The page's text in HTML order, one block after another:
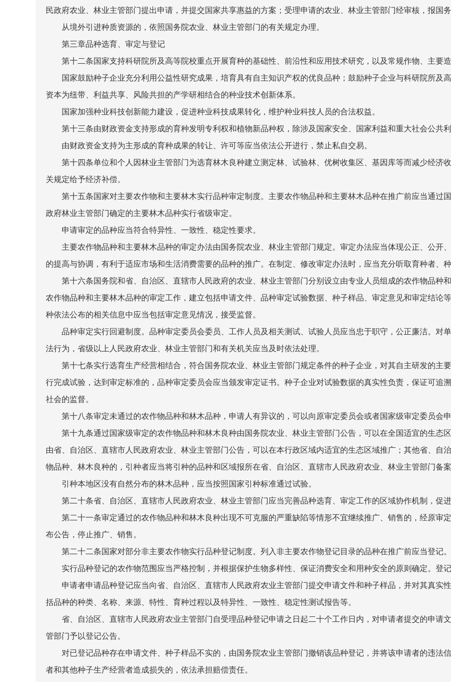
民政府农业、林业主管部门提出申请，并提交国家共享惠益的方案；受理申请的农业、林业主管部门经审核，报国
从境外引进种质资源的，依照国务院农业、林业主管部门的有关规定办理。
第三章品种选育、审定与登记
第十二条国家支持科研院所及高等院校重点开展育种的基础性、前沿性和应用技术研究，以及常规作物、主要造
国家鼓励种子企业充分利用公益性研究成果，培育具有自主知识产权的优良品种；鼓励种子企业与科研院所及高
资本为纽带、利益共享、风险共担的产学研相结合的种业技术创新体系。
国家加强种业科技创新能力建设，促进种业科技成果转化，维护种业科技人员的合法权益。
第十三条由财政资金支持形成的育种发明专利权和植物新品种权，除涉及国家安全、国家利益和重大社会公共利
由财政资金支持为主形成的育种成果的转让、许可等应当依法公开进行，禁止私自交易。
第十四条单位和个人因林业主管部门为选育林木良种建立测定林、试验林、优树收集区、基因库等而减少经济
关规定给予经济补偿。
第十五条国家对主要农作物和主要林木实行品种审定制度。主要农作物品种和主要林木品种在推广前应当通过
政府林业主管部门确定的主要林木品种实行省级审定。
申请审定的品种应当符合特异性、一致性、稳定性要求。
主要农作物品种和主要林木品种的审定办法由国务院农业、林业主管部门规定。审定办法应当体现公正、公开
的提高与协调，有利于适应市场和生活消费需要的品种的推广。在制定、修改审定办法时，应当充分听取育种者、
第十六条国务院和省、自治区、直辖市人民政府的农业、林业主管部门分别设立由专业人员组成的农作物品种
农作物品种和主要林木品种的审定工作，建立包括申请文件、品种审定试验数据、种子样品、审定意见和审定结论
种依法公布的相关信息中应当包括审定意见情况，接受监督。
品种审定实行回避制度。品种审定委员会委员、工作人员及相关测试、试验人员应当忠于职守，公正廉洁。对
法行为，省级以上人民政府农业、林业主管部门和有关机关应当及时依法处理。
第十七条实行选育生产经营相结合，符合国务院农业、林业主管部门规定条件的种子企业，对其自主研发的主
行完成试验，达到审定标准的，品种审定委员会应当颁发审定证书。种子企业对试验数据的真实性负责，保证可追
社会的监督。
第十八条审定未通过的农作物品种和林木品种，申请人有异议的，可以向原审定委员会或者国家级审定委员会申
第十九条通过国家级审定的农作物品种和林木良种由国务院农业、林业主管部门公告，可以在全国适宜的生态
由省、自治区、直辖市人民政府农业、林业主管部门公告，可以在本行政区域内适宜的生态区域推广；其他省、自
物品种、林木良种的，引种者应当将引种的品种和区域报所在省、自治区、直辖市人民政府农业、林业主管部门备案
引种本地区没有自然分布的林木品种，应当按照国家引种标准通过试验。
第二十条省、自治区、直辖市人民政府农业、林业主管部门应当完善品种选育、审定工作的区域协作机制，促进
第二十一条审定通过的农作物品种和林木良种出现不可克服的严重缺陷等情形不宜继续推广、销售的，经原审
布公告，停止推广、销售。
第二十二条国家对部分非主要农作物实行品种登记制度。列入非主要农作物登记目录的品种在推广前应当登记。
实行品种登记的农作物范围应当严格控制，并根据保护生物多样性、保证消费安全和用种安全的原则确定。登记
申请者申请品种登记应当向省、自治区、直辖市人民政府农业主管部门提交申请文件和种子样品，并对其真实
括品种的种类、名称、来源、特性、育种过程以及特异性、一致性、稳定性测试报告等。
省、自治区、直辖市人民政府农业主管部门自受理品种登记申请之日起二十个工作日内，对申请者提交的申请
管部门予以登记公告。
对已登记品种存在申请文件、种子样品不实的，由国务院农业主管部门撤销该品种登记，并将该申请者的违法
者和其他种子生产经营者造成损失的，依法承担赔偿责任。